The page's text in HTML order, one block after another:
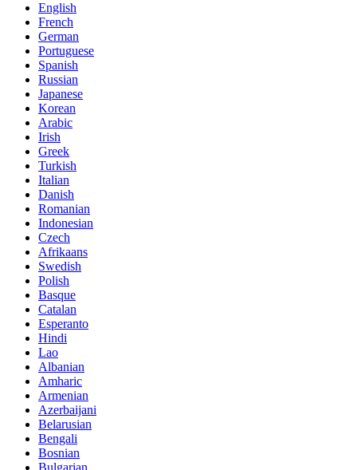
English
French
German
Portuguese
Spanish
Russian
Japanese
Korean
Arabic
Irish
Greek
Turkish
Italian
Danish
Romanian
Indonesian
Czech
Afrikaans
Swedish
Polish
Basque
Catalan
Esperanto
Hindi
Lao
Albanian
Amharic
Armenian
Azerbaijani
Belarusian
Bengali
Bosnian